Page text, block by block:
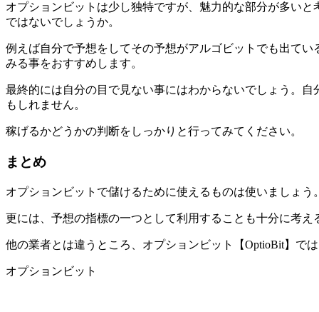
オプションビットは少し独特ですが、魅力的な部分が多い
ではないでしょうか。
例えば自分で予想をしてその予想がアルゴビットでも出て
みる事をおすすめします。
最終的には自分の目で見ない事にはわからないでしょう。
もしれません。
稼げるかどうかの判断をしっかりと行ってみてください。
まとめ
オプションビットで儲けるために使えるものは使いましょ
更には、予想の指標の一つとして利用することも十分に考
他の業者とは違うところ、オプションビット【OptioBit】で
オプションビット